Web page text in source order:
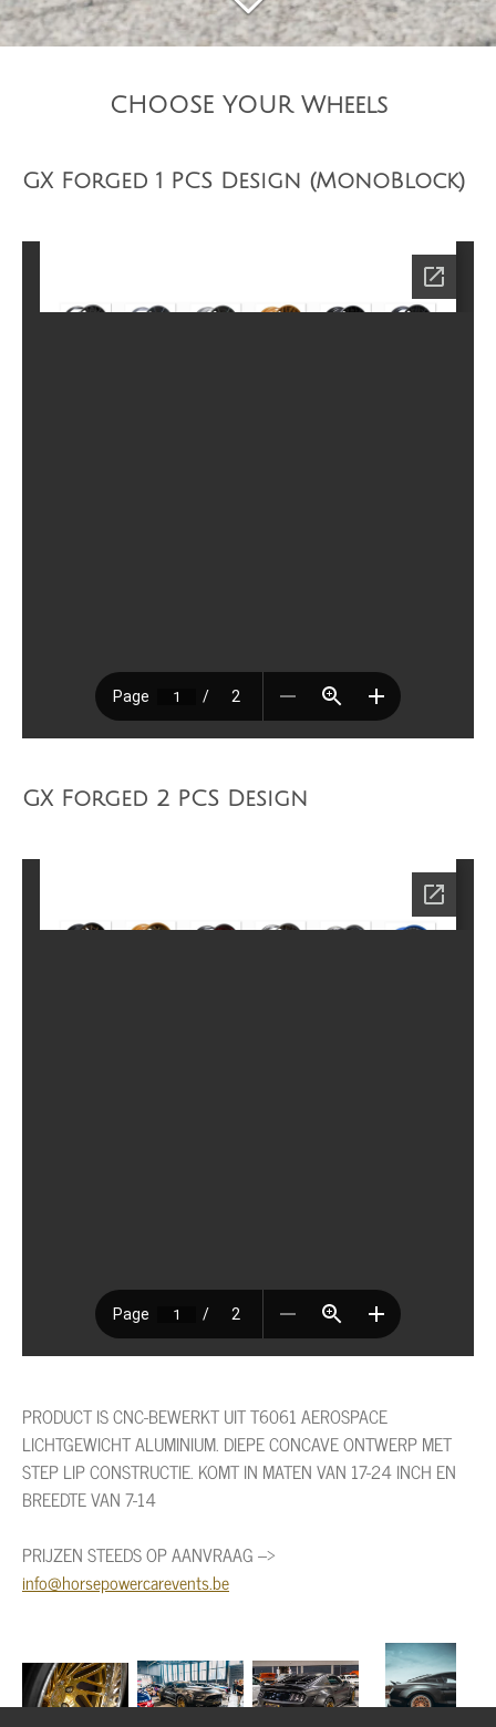
CHOOSE YOUR Wheels
GX Forged 1 PCS Design (MonoBlock)
GX Forged 2 PCS Design
PRODUCT IS CNC-BEWERKT UIT T6061 AEROSPACE
LICHTGEWICHT ALUMINIUM. DIEPE CONCAVE ONTWERP MET
STEP LIP CONSTRUCTIE. KOMT IN MATEN VAN 17-24 INCH EN
BREEDTE VAN 7-14
PRIJZEN STEEDS OP AANVRAAG -->
info@horsepowercarevents.be